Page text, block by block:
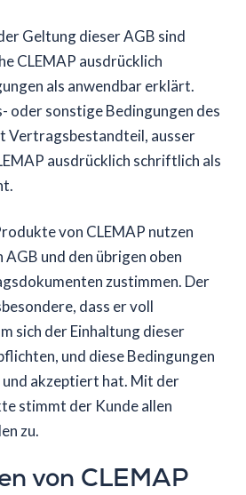
Geltung dieser AGB sind
CLEMAP ausdrücklich
als anwendbar erklärt.
oder sonstige Bedingungen des
Vertragsbestandteil, ausser
ausdrücklich schriftlich als
von CLEMAP nutzen
AGB und den übrigen oben
zustimmen. Der
dass er voll
sich der Einhaltung dieser
und diese Bedingungen
akzeptiert hat. Mit der
stimmt der Kunde allen
zu.
von CLEMAP